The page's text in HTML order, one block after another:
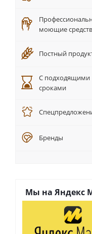
моющие
Постный
С подходящими
сроками
Бренды
Мы на Яндекс